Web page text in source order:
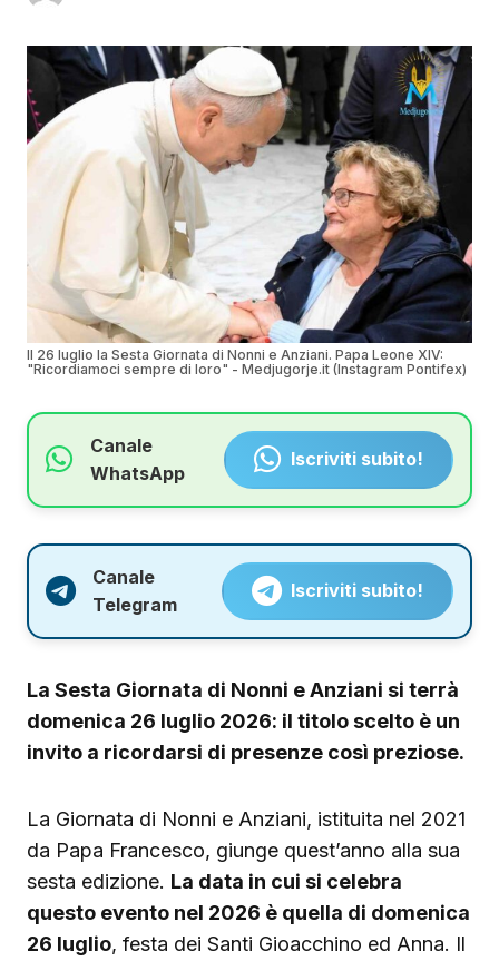
Il 26 luglio la Sesta Giornata di Nonni e Anziani. Papa Leone XIV:
"Ricordiamoci sempre di loro" - Medjugorje.it (Instagram Pontifex)
Canale
WhatsApp
Iscriviti subito!
Canale
Telegram
Iscriviti subito!
La Sesta Giornata di Nonni e Anziani si terrà
domenica 26 luglio 2026: il titolo scelto è un
invito a ricordarsi di presenze così preziose.
La Giornata di Nonni e Anziani, istituita nel 2021
da Papa Francesco, giunge quest’anno alla sua
sesta edizione. La data in cui si celebra
questo evento nel 2026 è quella di domenica
26 luglio, festa dei Santi Gioacchino ed Anna. Il